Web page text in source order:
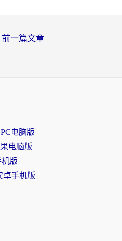
前一篇文章
电脑版
电脑版
机版
卓手机版